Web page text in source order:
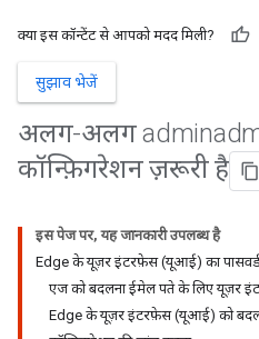
क्या इस कॉन्टेंट से आपको मदद मिली?
सुझाव भेजें
अलग-अलग
कॉन्फ़िगरेशन ज़रूरी है
इस पेज पर, यह जानकारी उपलब्ध है
Edge के यूज़र इंटरफ़ेस (यूआई) का
एज को बदलना ईमेल पते के लिए यूज़र
Edge के यूज़र इंटरफ़ेस (यूआई) को